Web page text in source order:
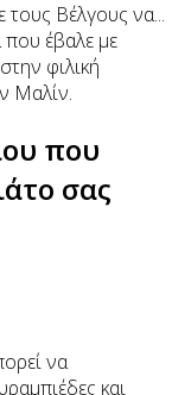
Βέλγους να...
έβαλε με
φιλική
Μαλίν.
που
σας
να
και